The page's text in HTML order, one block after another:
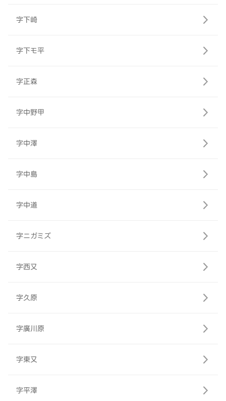
字下崎
字下モ平
字正森
字中野甲
字中澤
字中島
字中道
字ニガミズ
字西又
字久原
字廣川原
字東又
字平澤